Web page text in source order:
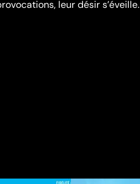
leur désir s’éveille.